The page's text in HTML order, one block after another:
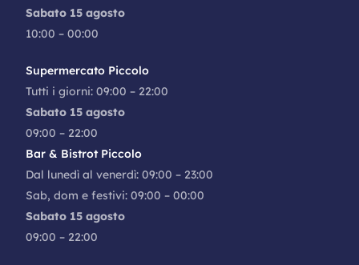
Sabato 15 agosto
10:00 – 00:00
Supermercato Piccolo
Tutti i giorni: 09:00 – 22:00
Sabato 15 agosto
09:00 – 22:00
Bar & Bistrot Piccolo
Dal lunedì al venerdì: 09:00 – 23:00
Sab, dom e festivi: 09:00 – 00:00
Sabato 15 agosto
09:00 – 22:00